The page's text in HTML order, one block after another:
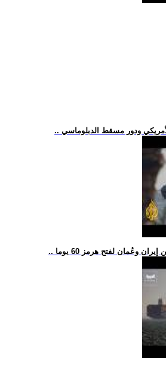
الأمريكي ودور مسقط الدبلوماسي
وعُمان لفتح هرمز 60 يوما